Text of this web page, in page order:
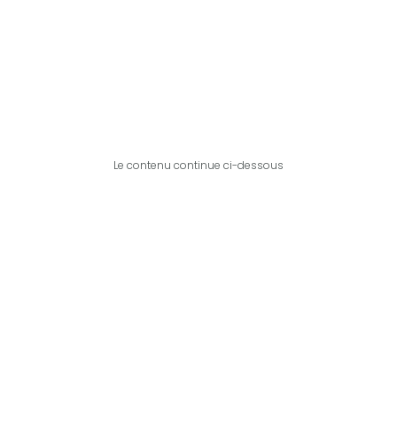
Le contenu continue ci-dessous